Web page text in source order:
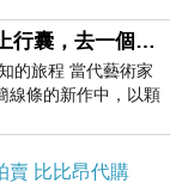
址:
GoodsDet當代藝術家盧嵐新：背上行囊，去一個沒有人認識你的地方——看風景，也遇見渴望出發的自己
的旅程 當代藝術家
線條的新作中，以顆
凝練且具
賣 比比昂代購